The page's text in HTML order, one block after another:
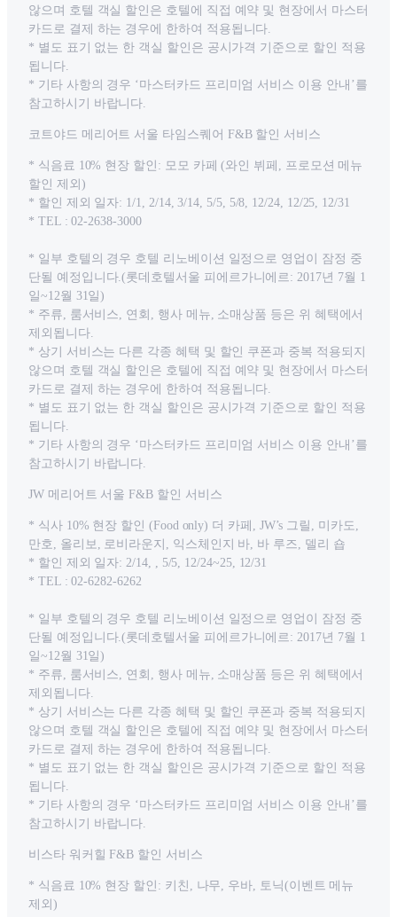
않으며 호텔 객실 할인은 호텔에 직접 예약 및 현장에서 마스터
카드로 결제 하는 경우에 한하여 적용됩니다.
* 별도 표기 없는 한 객실 할인은 공시가격 기준으로 할인 적용
됩니다.
* 기타 사항의 경우 ‘마스터카드 프리미엄 서비스 이용 안내’를
참고하시기 바랍니다.
코트야드 메리어트 서울 타임스퀘어 F&B 할인 서비스
* 식음료 10% 현장 할인: 모모 카페 (와인 뷔페, 프로모션 메뉴
할인 제외)
* 할인 제외 일자: 1/1, 2/14, 3/14, 5/5, 5/8, 12/24, 12/25, 12/31
* TEL : 02-2638-3000
* 일부 호텔의 경우 호텔 리노베이션 일정으로 영업이 잠정 중
단될 예정입니다.(롯데호텔서울 피에르가니에르: 2017년 7월 1
일~12월 31일)
* 주류, 룸서비스, 연회, 행사 메뉴, 소매상품 등은 위 혜택에서
제외됩니다.
* 상기 서비스는 다른 각종 혜택 및 할인 쿠폰과 중복 적용되지
않으며 호텔 객실 할인은 호텔에 직접 예약 및 현장에서 마스터
카드로 결제 하는 경우에 한하여 적용됩니다.
* 별도 표기 없는 한 객실 할인은 공시가격 기준으로 할인 적용
됩니다.
* 기타 사항의 경우 ‘마스터카드 프리미엄 서비스 이용 안내’를
참고하시기 바랍니다.
JW 메리어트 서울 F&B 할인 서비스
* 식사 10% 현장 할인 (Food only) 더 카페, JW’s 그릴, 미카도,
만호, 올리보, 로비라운지, 익스체인지 바, 바 루즈, 델리 숍
* 할인 제외 일자: 2/14, , 5/5, 12/24~25, 12/31
* TEL : 02-6282-6262
* 일부 호텔의 경우 호텔 리노베이션 일정으로 영업이 잠정 중
단될 예정입니다.(롯데호텔서울 피에르가니에르: 2017년 7월 1
일~12월 31일)
* 주류, 룸서비스, 연회, 행사 메뉴, 소매상품 등은 위 혜택에서
제외됩니다.
* 상기 서비스는 다른 각종 혜택 및 할인 쿠폰과 중복 적용되지
않으며 호텔 객실 할인은 호텔에 직접 예약 및 현장에서 마스터
카드로 결제 하는 경우에 한하여 적용됩니다.
* 별도 표기 없는 한 객실 할인은 공시가격 기준으로 할인 적용
됩니다.
* 기타 사항의 경우 ‘마스터카드 프리미엄 서비스 이용 안내’를
참고하시기 바랍니다.
비스타 워커힐 F&B 할인 서비스
* 식음료 10% 현장 할인: 키친, 나무, 우바, 토닉(이벤트 메뉴
제외)